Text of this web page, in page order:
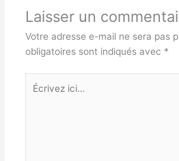
Laisser un
Votre adresse e-mail ne sera pas
obligatoires sont indiqués avec *
Écrivez
ici…